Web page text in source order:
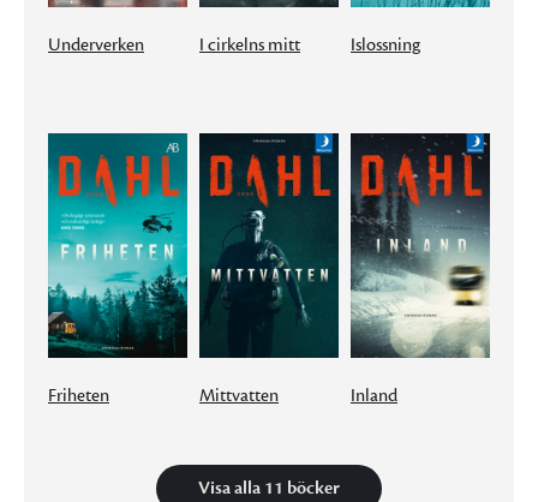
Underverken I cirkelns mitt Islossning
Friheten Mittvatten Inland
Visa alla 11 böcker